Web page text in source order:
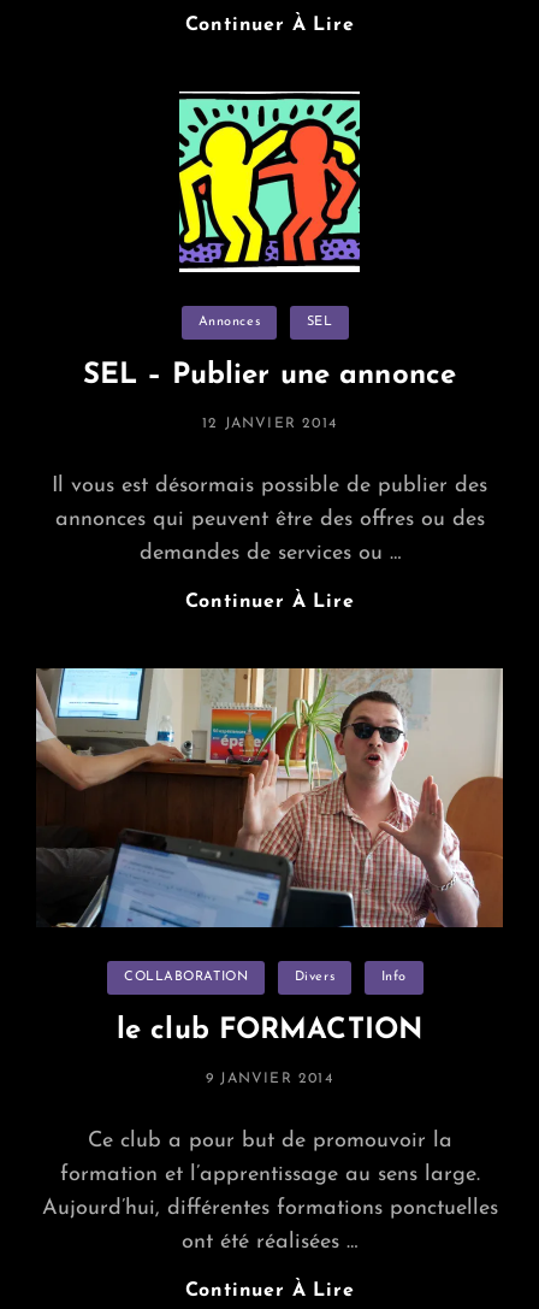
Continuer À Lire[FERME]
Téléphone
De
Dépannage
Categories
Annonces SEL
SEL – Publier une annonce
POSTED
12 JANVIER 2014
Il vous est désormais possible de publier des
annonces qui peuvent être des offres ou des
demandes de services ou …
Continuer À LireSEL
Une
Annonce
Categories
COLLABORATION Divers Info
le club FORMACTION
POSTED
9 JANVIER 2014
Ce club a pour but de promouvoir la
formation et l’apprentissage au sens large.
Aujourd’hui, différentes formations ponctuelles
ont été réalisées …
Continuer À LireLe